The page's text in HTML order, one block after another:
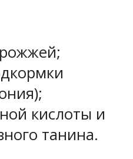
кислоты и
танина.